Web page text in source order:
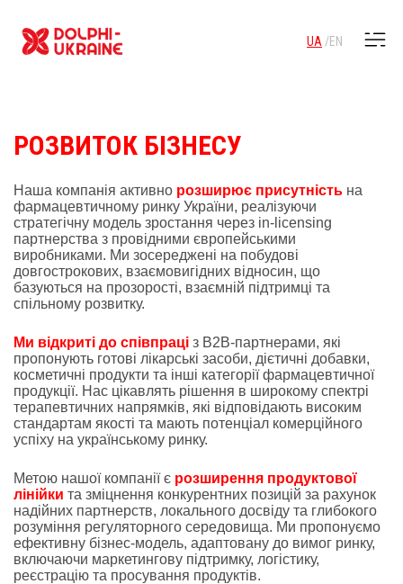
UA EN
РОЗВИТОК БІЗНЕСУ
Наша компанія активно розширює присутність на
фармацевтичному ринку України, реалізуючи
стратегічну модель зростання через in-licensing
партнерства з провідними європейськими
виробниками. Ми зосереджені на побудові
довгострокових, взаємовигідних відносин, що
базуються на прозорості, взаємній підтримці та
спільному розвитку.
Ми відкриті до співпраці з B2B-партнерами, які
пропонують готові лікарські засоби, дієтичні добавки,
косметичні продукти та інші категорії фармацевтичної
продукції. Нас цікавлять рішення в широкому спектрі
терапевтичних напрямків, які відповідають високим
стандартам якості та мають потенціал комерційного
успіху на українському ринку.
Метою нашої компанії є розширення продуктової
лінійки та зміцнення конкурентних позицій за рахунок
надійних партнерств, локального досвіду та глибокого
розуміння регуляторного середовища. Ми пропонуємо
ефективну бізнес-модель, адаптовану до вимог ринку,
включаючи маркетингову підтримку, логістику,
реєстрацію та просування продуктів.